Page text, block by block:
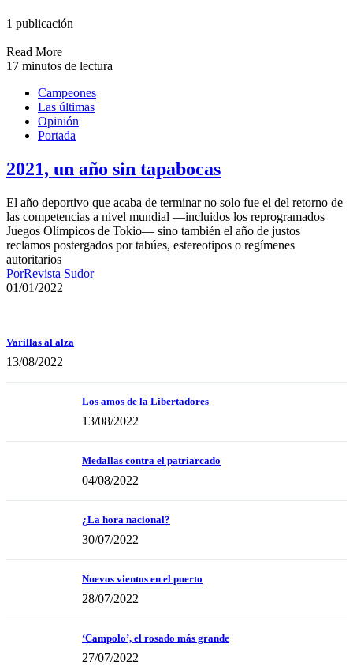
1 publicación
Read More
17 minutos de lectura
Campeones
Las últimas
Opinión
Portada
2021, un año sin tapabocas
El año deportivo que acaba de terminar no solo fue el del retorno de
las competencias a nivel mundial —incluidos los reprogramados
Juegos Olímpicos de Tokio— sino también el año de justos
reclamos postergados por tabúes, estereotipos o regímenes
autoritarios
PorRevista Sudor
01/01/2022
Varillas al alza
13/08/2022
Los amos de la Libertadores
13/08/2022
Medallas contra el patriarcado
04/08/2022
¿La hora nacional?
30/07/2022
Nuevos vientos en el puerto
28/07/2022
‘Campolo’, el rosado más grande
27/07/2022